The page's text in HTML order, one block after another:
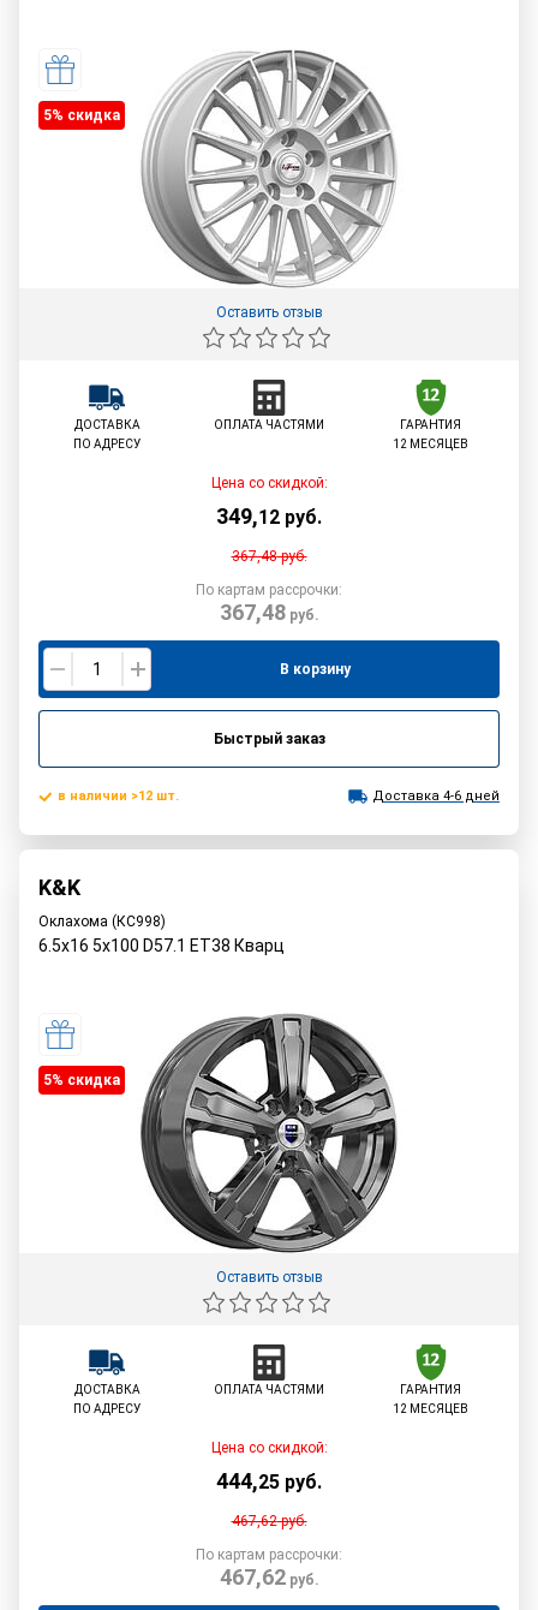
5% cкидка
Оставить отзыв
ДОСТАВКА
ПО АДРЕСУ
ОПЛАТА ЧАСТЯМИ
ГАРАНТИЯ
12 МЕСЯЦЕВ
Цена со скидкой:
349,12 руб.
367,48руб.
По картам рассрочки:
367,48руб.
В корзину
Быстрый заказ
в наличии >12 шт. Доставка 4-6 дней
K&K
Оклахома (КС998)
6.5x16 5x100 D57.1 ET38 Кварц
5% cкидка
Оставить отзыв
ДОСТАВКА
ПО АДРЕСУ
ОПЛАТА ЧАСТЯМИ
ГАРАНТИЯ
12 МЕСЯЦЕВ
Цена со скидкой:
444,25 руб.
467,62руб.
По картам рассрочки:
467,62руб.